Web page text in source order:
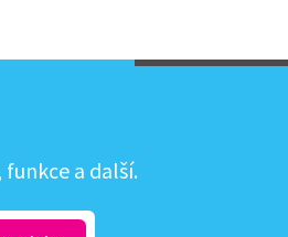
funkce a další.